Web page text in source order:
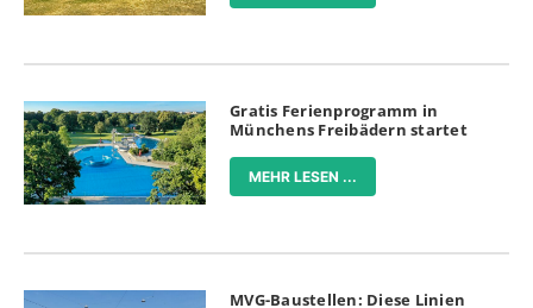
Gratis Ferienprogramm in
Münchens Freibädern startet
MEHR LESEN ...
MVG-Baustellen: Diese Linien